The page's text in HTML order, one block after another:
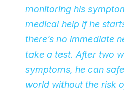
monitoring his
medical help if he
there’s no immediate
take a test. After two
symptoms, he can
world without the risk